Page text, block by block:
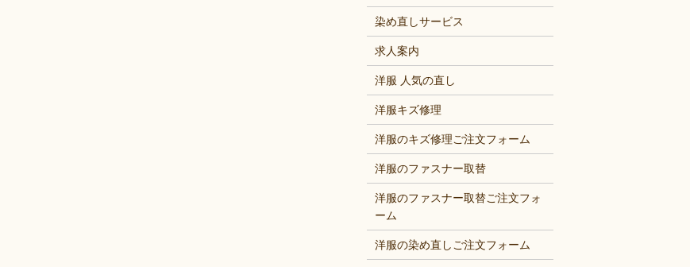
染め直しサービス
求人案内
洋服 人気の直し
洋服キズ修理
洋服のキズ修理ご注文フォーム
洋服のファスナー取替
洋服のファスナー取替ご注文フォ
ーム
洋服の染め直しご注文フォーム